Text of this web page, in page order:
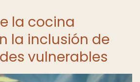
la cocina
la inclusión de
vulnerables